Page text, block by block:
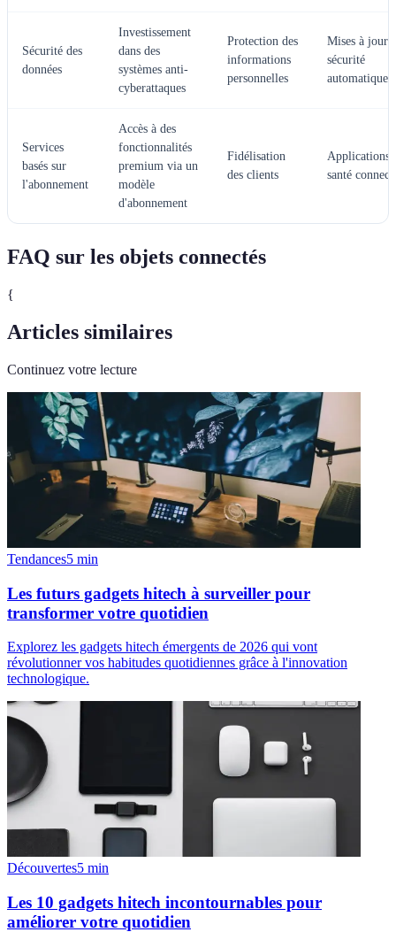
Sécurité des
données
Investissement
dans des
systèmes anti-
cyberattaques
Protection des
informations
personnelles
Mises à jour
sécurité
automatiques
Services
basés sur
l'abonnement
Accès à des
fonctionnalités
premium via un
modèle
d'abonnement
Fidélisation
des clients
Applications
santé
FAQ sur les objets connectés
{
Articles similaires
Continuez votre lecture
Tendances5 min
Les futurs gadgets hitech à surveiller pour
transformer votre quotidien
Explorez les gadgets hitech émergents de 2026 qui vont
révolutionner vos habitudes quotidiennes grâce à l'innovation
technologique.
Découvertes5 min
Les 10 gadgets hitech incontournables pour
améliorer votre quotidien